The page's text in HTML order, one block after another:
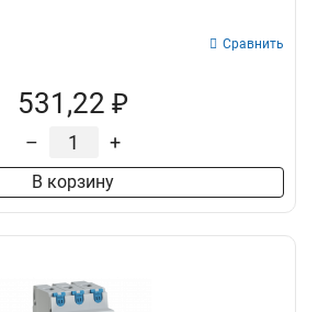
Сравнить
531,22 ₽
– +
В корзину